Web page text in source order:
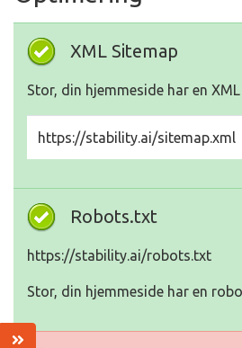
XML Sitemap
Stor, din hjemmeside har en
https://stability.ai/sitemap.xml
Robots.txt
https://stability.ai/robots.txt
Stor, din hjemmeside har en